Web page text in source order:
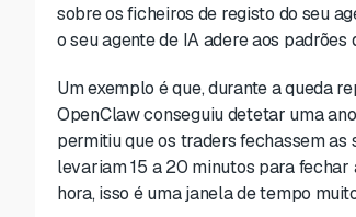
sobre os ficheiros de registo do seu
o seu agente de IA adere aos
Um exemplo é que, durante a queda
OpenClaw conseguiu detetar uma
permitiu que os traders fechassem as
levariam 15 a 20 minutos para
hora, isso é uma janela de tempo